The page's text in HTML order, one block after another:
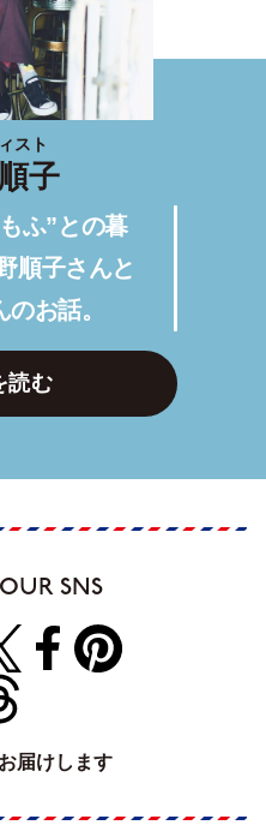
スト
子
ふ”との暮
順子さんと
お話。
読む
SNS
届けします